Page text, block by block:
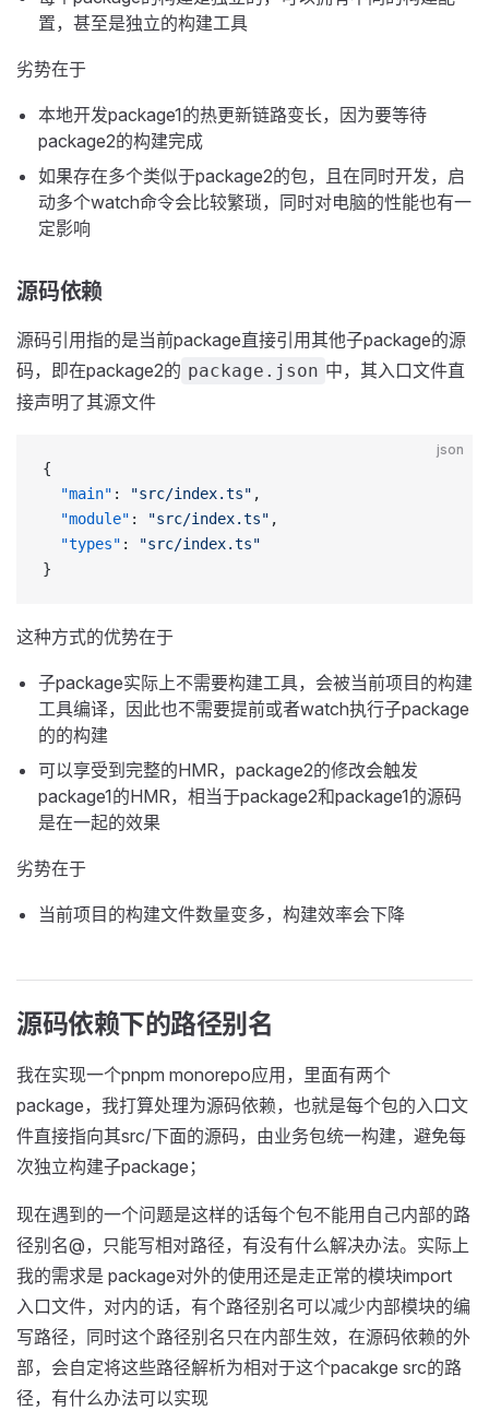
置，甚至是独立的构建工具
劣势在于
本地开发package1的热更新链路变长，因为要等待
package2的构建完成
如果存在多个类似于package2的包，且在同时开发，启
动多个watch命令会比较繁琐，同时对电脑的性能也有一
定影响
源码依赖
源码引用指的是当前package直接引用其他子package的源
码，即在package2的 package.json 中，其入口文件直
接声明了其源文件
json
{
  "main"
: "src/index.ts" ,
  "module"
: "src/index.ts" ,
  "types"
:
"src/index.ts"
}
这种方式的优势在于
子package实际上不需要构建工具，会被当前项目的构建
工具编译，因此也不需要提前或者watch执行子package
的的构建
可以享受到完整的HMR，package2的修改会触发
package1的HMR，相当于package2和package1的源码
是在一起的效果
劣势在于
当前项目的构建文件数量变多，构建效率会下降
源码依赖下的路径别名
我在实现一个pnpm monorepo应用，里面有两个
package，我打算处理为源码依赖，也就是每个包的入口文
件直接指向其src/下面的源码，由业务包统一构建，避免每
次独立构建子package；
现在遇到的一个问题是这样的话每个包不能用自己内部的路
径别名@，只能写相对路径，有没有什么解决办法。实际上
我的需求是 package对外的使用还是走正常的模块import
入口文件，对内的话，有个路径别名可以减少内部模块的编
写路径，同时这个路径别名只在内部生效，在源码依赖的外
部，会自定将这些路径解析为相对于这个pacakge src的路
径，有什么办法可以实现